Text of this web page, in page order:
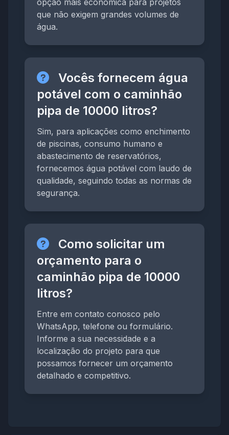
opção mais econômica para projetos
que não exigem grandes volumes de
água.
Vocês fornecem água
potável com o caminhão
pipa de 10000 litros?
Sim, para aplicações como enchimento
de piscinas, consumo humano e
abastecimento de reservatórios,
fornecemos água potável com laudo de
qualidade, seguindo todas as normas de
segurança.
Como solicitar um
orçamento para o
caminhão pipa de 10000
litros?
Entre em contato conosco pelo
WhatsApp, telefone ou formulário.
Informe a sua necessidade e a
localização do projeto para que
possamos fornecer um orçamento
detalhado e competitivo.